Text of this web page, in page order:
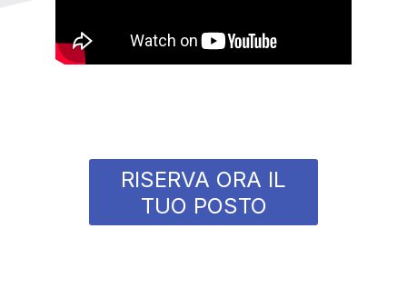
RISERVA ORA IL
TUO POSTO